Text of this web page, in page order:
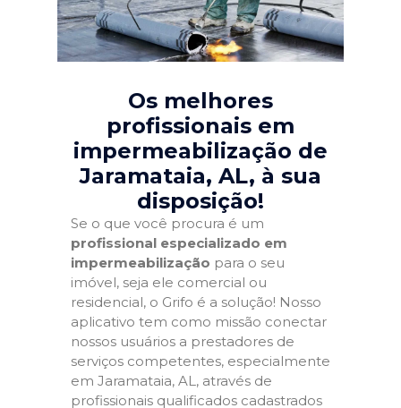
Os melhores
profissionais em
impermeabilização de
Jaramataia, AL, à sua
disposição!
Se o que você procura é um
profissional especializado em
impermeabilização para o seu
imóvel, seja ele comercial ou
residencial, o Grifo é a solução! Nosso
aplicativo tem como missão conectar
nossos usuários a prestadores de
serviços competentes, especialmente
em Jaramataia, AL, através de
profissionais qualificados cadastrados